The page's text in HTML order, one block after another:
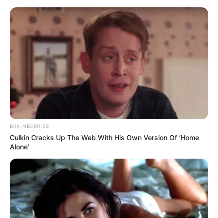
Əmək pensiyalarında və bu
müavinətlərdə ARTIM OLACAQ -
Deputat AÇIQLADI
Bakıda restoran kartofu qızartdığı yağın
pulunu da hesaba yazdı — FOTO
BRAINBERRIES
Culkin Cracks Up The Web With His Own Version Of ‘Home
Alone’